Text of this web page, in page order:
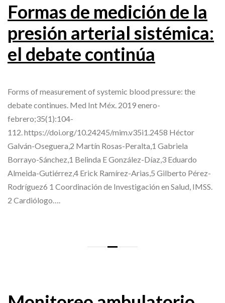
Formas de medición de la
presión arterial sistémica:
el debate continúa
Forms of measurement of systemic blood pressure: the
debate continues. Med Int Méx. 2019 enero-
febrero;35(1):104-
112. https://doi.org/10.24245/mim.v35i1.2458 Héctor
Galván-Oseguera,2 Martín Rosas-Peralta,1 Gabriela
Borrayo-Sánchez,1 Belinda E González-Díaz,3 Eduardo
Almeida-Gutiérrez,4 Erick Ramírez-Arias,5 Gilberto Pérez-
Rodríguez6 1 Coordinación de Investigación en Salud, IMSS.
2 Cardiólogo….